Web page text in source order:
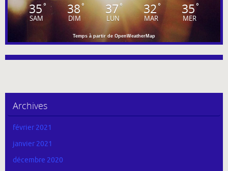
35°
SAM
38°
DIM
37°
LUN
32°
MAR
35°
MER
Temps à partir de OpenWeatherMap
Archives
février 2021
janvier 2021
décembre 2020